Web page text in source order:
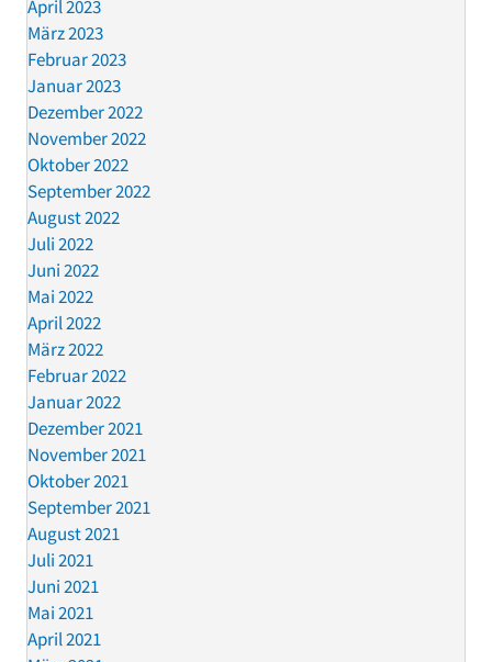
April 2023
März 2023
Februar 2023
Januar 2023
Dezember 2022
November 2022
Oktober 2022
September 2022
August 2022
Juli 2022
Juni 2022
Mai 2022
April 2022
März 2022
Februar 2022
Januar 2022
Dezember 2021
November 2021
Oktober 2021
September 2021
August 2021
Juli 2021
Juni 2021
Mai 2021
April 2021